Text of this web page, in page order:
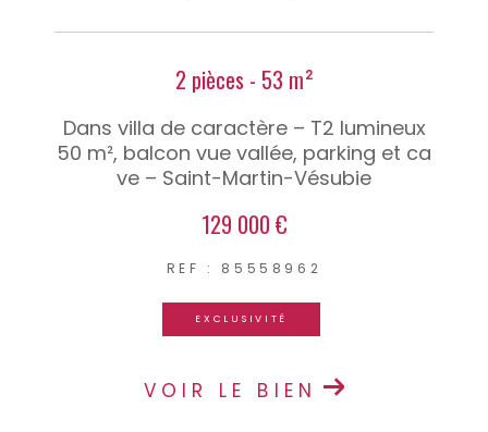
2 pièces - 53 m²
Dans villa de caractère – T2 lumineux
50 m², balcon vue vallée, parking et ca
ve – Saint-Martin-Vésubie
129 000 €
REF : 85558962
EXCLUSIVITÉ
VOIR LE BIEN